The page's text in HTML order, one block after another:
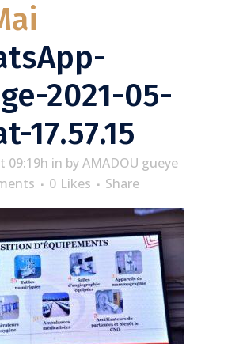
2021-05-
17.57.15
09:19h in byAMADOU gueye
0 Likes Share